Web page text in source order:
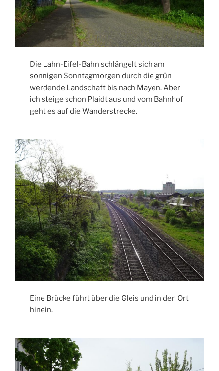
Die Lahn-Eifel-Bahn schlängelt sich am
sonnigen Sonntagmorgen durch die grün
werdende Landschaft bis nach Mayen. Aber
ich steige schon Plaidt aus und vom Bahnhof
geht es auf die Wanderstrecke.
Eine Brücke führt über die Gleis und in den Ort
hinein.